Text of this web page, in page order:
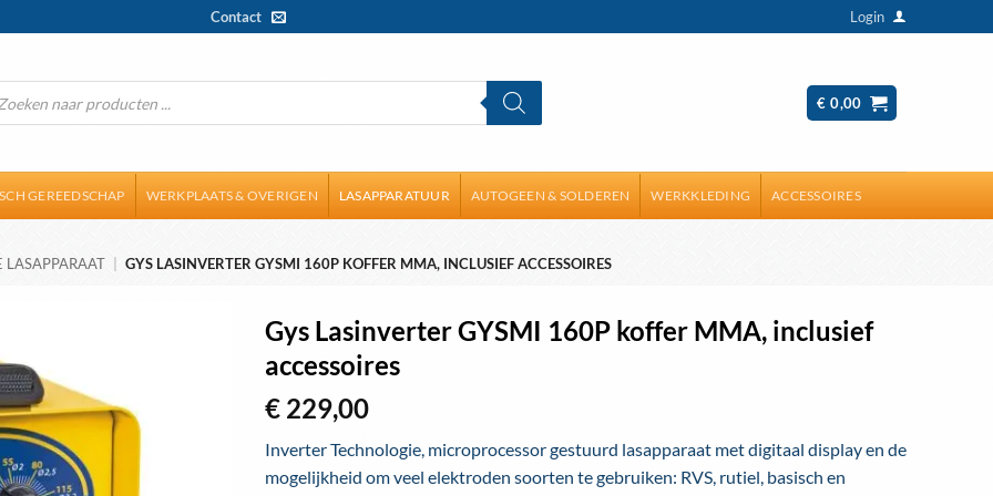
Contact Login
€ 0,00
GEREEDSCHAP WERKPLAATS & OVERIGEN LASAPPARATUUR AUTOGEEN & SOLDEREN WERKKLEDING ACCESSOIRES
LASAPPARAAT | GYS LASINVERTER GYSMI 160P KOFFER MMA, INCLUSIEF ACCESSOIRES
Gys Lasinverter GYSMI 160P koffer MMA, inclusief
accessoires
€ 229,00
Inverter Technologie, microprocessor gestuurd lasapparaat met digitaal display en de
mogelijkheid om veel elektroden soorten te gebruiken: RVS, rutiel, basisch en